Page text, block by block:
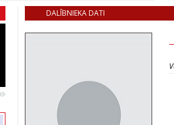
DALĪBNIEKA DATI